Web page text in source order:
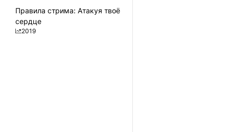
Правила стрима: Атакуя твоё
сердце
2019